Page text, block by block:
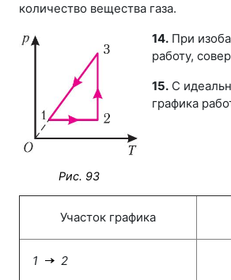
количество вещества газа.
Рис. 93
14. При
работу,
15. С
графика
Участок графика
1 2